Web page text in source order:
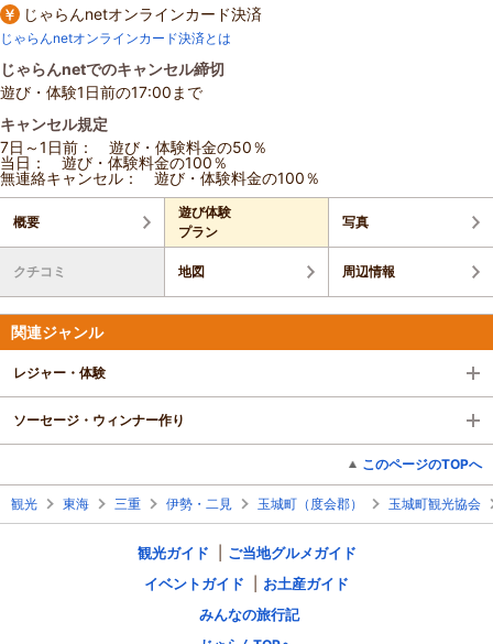
じゃらんnetオンラインカード決済
じゃらんnetオンラインカード決済とは
じゃらんnetでのキャンセル締切
遊び・体験1日前の17:00まで
キャンセル規定
7日～1日前： 遊び・体験料金の50％
当日： 遊び・体験料金の100％
無連絡キャンセル： 遊び・体験料金の100％
概要
遊び体験
プラン
写真
クチコミ 地図 周辺情報
関連ジャンル
レジャー・体験
ソーセージ・ウィンナー作り
このページのTOPへ
観光 東海 三重 伊勢・二見 玉城町（度会郡） 玉城町観光協会
観光ガイド
ご当地グルメガイド
イベントガイド
お土産ガイド
みんなの旅行記